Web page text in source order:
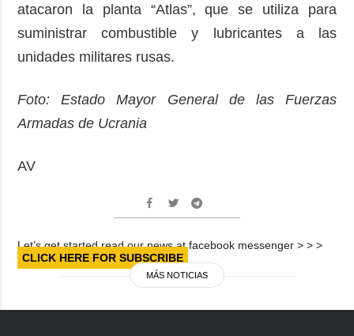
atacaron la planta “Atlas”, que se utiliza para
suministrar combustible y lubricantes a las
unidades militares rusas.
Foto: Estado Mayor General de las Fuerzas
Armadas de Ucrania
AV
Let’s get started read our news at facebook messenger > > >
CLICK HERE FOR SUBSCRIBE
MÁS NOTICIAS